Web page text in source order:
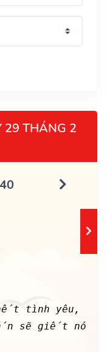
29 THÁNG 2
tình yêu,
sẽ giết nó